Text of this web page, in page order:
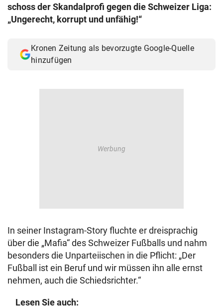
© Krone Multimedia GmbH & Co KG 2026
Muthgasse 2, 1190 Wien
schoss der Skandalprofi gegen die Schweizer Liga:
„Ungerecht, korrupt und unfähig!“
Kronen Zeitung als bevorzugte Google-Quelle
hinzufügen
In seiner Instagram-Story fluchte er dreisprachig
über die „Mafia“ des Schweizer Fußballs und nahm
besonders die Unparteiischen in die Pflicht: „Der
Fußball ist ein Beruf und wir müssen ihn alle ernst
nehmen, auch die Schiedsrichter.“
Lesen Sie auch: